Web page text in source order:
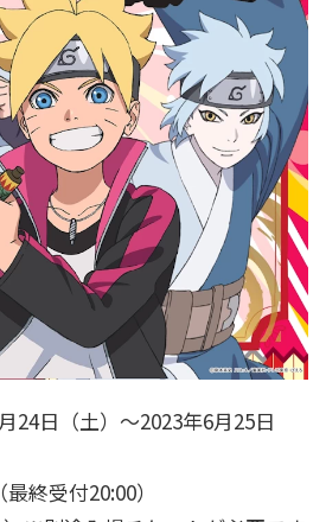
24日（土）～2023年6月25日
終受付20:00）